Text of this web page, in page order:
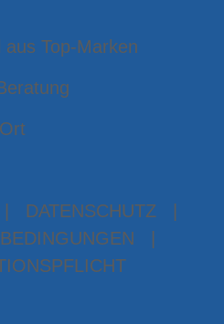
Top-Marken
DATENSCHUTZ